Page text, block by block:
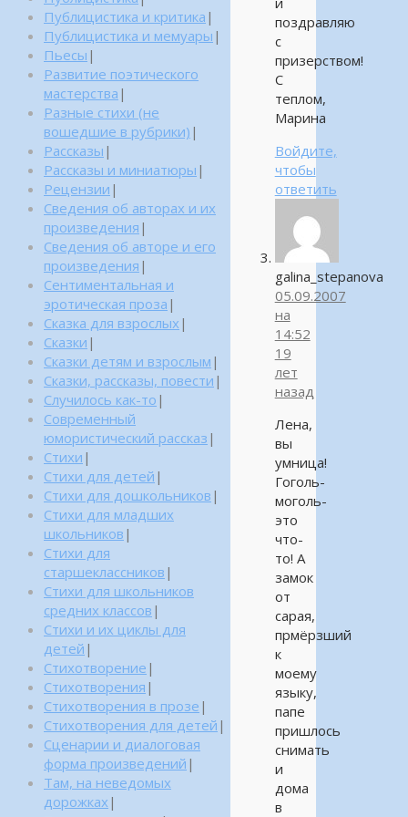
поздравляю
с
призерством!
С
теплом,
Марина
Войдите,
чтобы
ответить
galina_stepanova
05.09.2007
на
14:52
19
лет
назад
Лена,
вы
умница!
Гоголь-
моголь-
это
что-
то! А
замок
от
сарая,
прмёрзший
к
моему
языку,
папе
пришлось
снимать
и
дома
в
Публицистика и критика |
Публицистика и мемуары |
Пьесы |
Развитие поэтического
мастерства |
Разные стихи (не
вошедшие в рубрики) |
Рассказы |
Рассказы и миниатюры |
Рецензии |
Сведения об авторах и их
произведения |
Сведения об авторе и его
произведения |
Сентиментальная и
эротическая проза |
Сказка для взрослых |
Сказки |
Сказки детям и взрослым |
Сказки, рассказы, повести |
Случилось как-то |
Современный
юмористический рассказ |
Стихи |
Стихи для детей |
Стихи для дошкольников |
Стихи для младших
школьников |
Стихи для
старшеклассников |
Стихи для школьников
средних классов |
Стихи и их циклы для
детей |
Стихотворение |
Стихотворения |
Стихотворения в прозе |
Стихотворения для детей |
Сценарии и диалоговая
форма произведений |
Там, на неведомых
дорожках |